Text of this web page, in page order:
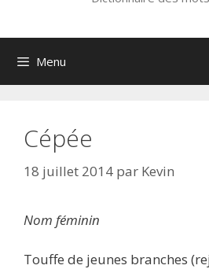
Facebook
Twitter
Menu
Cépée
18 juillet 2014 par Kevin
Nom féminin
Touffe de jeunes branches